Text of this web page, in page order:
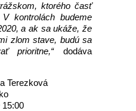
ktorého časť
kontrolách budeme
a ak sa ukáže, že
zlom stave, budú sa
prioritne,“dodáva
Terezková
15:00